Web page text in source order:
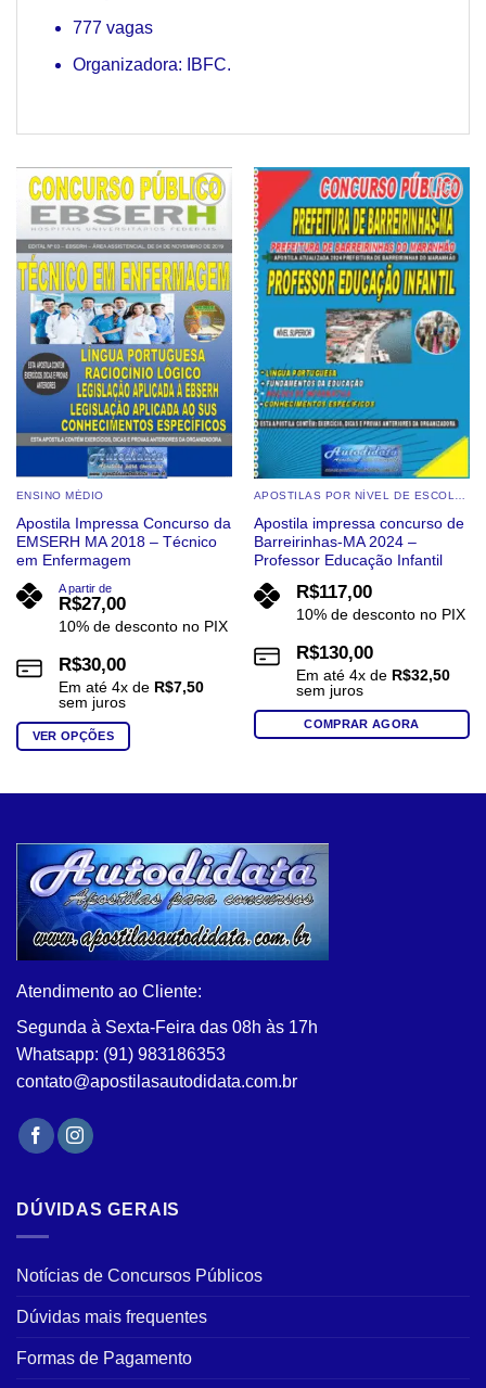
777 vagas
Organizadora: IBFC.
Add to
wishlist
ENSINO MÉDIO
Apostila Impressa Concurso da
EMSERH MA 2018 – Técnico
em Enfermagem
A partir de
R$27,00
10% de desconto no PIX
R$30,00
Em até 4x de R$7,50
sem juros
VER OPÇÕES
variantes.
As
opções
podem
ser
na
do
produto
Add to
wishlist
Apostila impressa concurso de
Barreirinhas-MA 2024 –
Professor Educação Infantil
R$117,00
10% de desconto no PIX
R$130,00
Em até 4x de R$32,50
sem juros
COMPRAR AGORA
Atendimento ao Cliente:
Segunda à Sexta-Feira das 08h às 17h
Whatsapp: (91) 983186353
contato@apostilasautodidata.com.br
DÚVIDAS GERAIS
Notícias de Concursos Públicos
Dúvidas mais frequentes
Formas de Pagamento